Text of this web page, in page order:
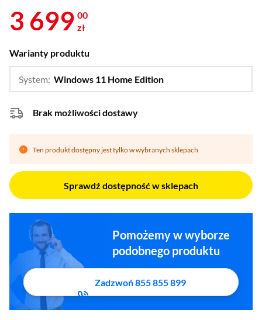
3 699 00
zł
Warianty produktu
System: Windows 11 Home Edition
Brak możliwości dostawy
Ten produkt dostępny jest tylko w wybranych sklepach
Sprawdź dostępność w sklepach
Pomożemy w wyborze
podobnego produktu
Zadzwoń 855 855 899